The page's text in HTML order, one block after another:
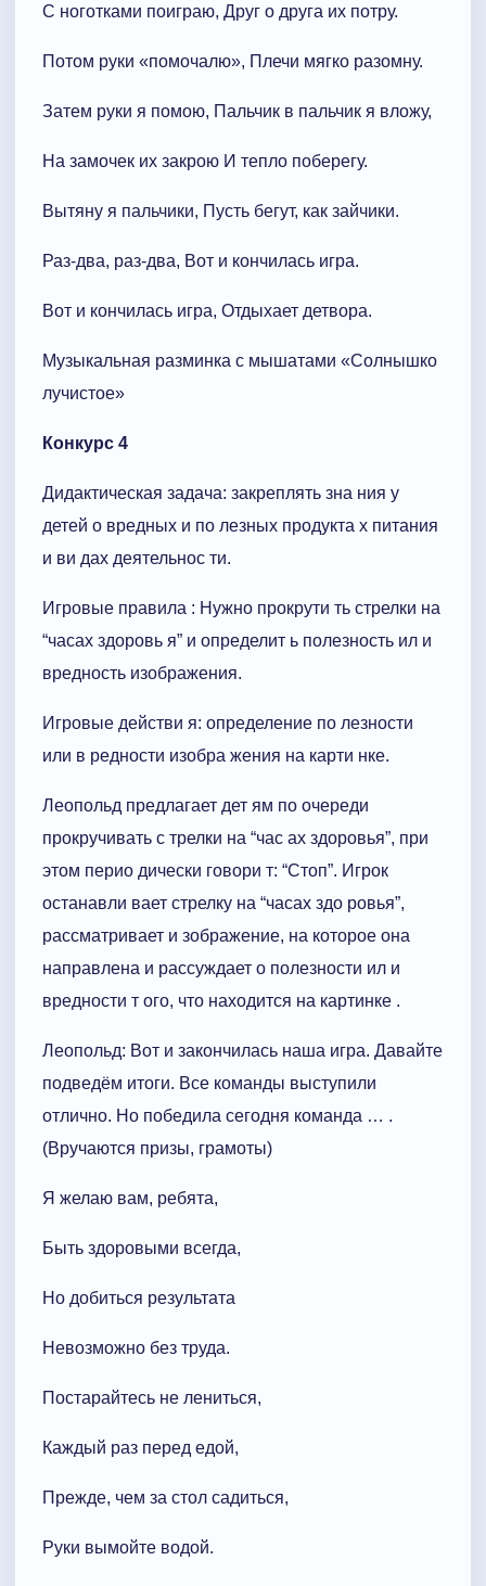
С ноготками поиграю, Друг о друга их потру.
Потом руки «помочалю», Плечи мягко разомну.
Затем руки я помою, Пальчик в пальчик я вложу,
На замочек их закрою И тепло поберегу.
Вытяну я пальчики, Пусть бегут, как зайчики.
Раз-два, раз-два, Вот и кончилась игра.
Вот и кончилась игра, Отдыхает детвора.
Музыкальная разминка с мышатами «Солнышко
лучистое»
Конкурс 4
Дидактическая задача: закреплять зна ния у
детей о вредных и по лезных продукта х питания
и ви дах деятельнос ти.
Игровые правила : Нужно прокрути ть стрелки на
“часах здоровь я” и определит ь полезность ил и
вредность изображения.
Игровые действи я: определение по лезности
или в редности изобра жения на карти нке.
Леопольд предлагает дет ям по очереди
прокручивать с трелки на “час ах здоровья”, при
этом перио дически говори т: “Стоп”. Игрок
останавли вает стрелку на “часах здо ровья”,
рассматривает и зображение, на которое она
направлена и рассуждает о полезности ил и
вредности т ого, что находится на картинке .
Леопольд: Вот и закончилась наша игра. Давайте
подведём итоги. Все команды выступили
отлично. Но победила сегодня команда … .
(Вручаются призы, грамоты)
Я желаю вам, ребята,
Быть здоровыми всегда,
Но добиться результата
Невозможно без труда.
Постарайтесь не лениться,
Каждый раз перед едой,
Прежде, чем за стол садиться,
Руки вымойте водой.